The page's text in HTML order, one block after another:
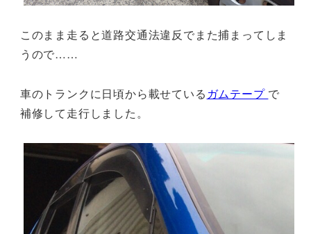
このまま走ると道路交通法違反でまた捕まってしま
うので……
車のトランクに日頃から載せている ガムテープ で
補修して走行しました。